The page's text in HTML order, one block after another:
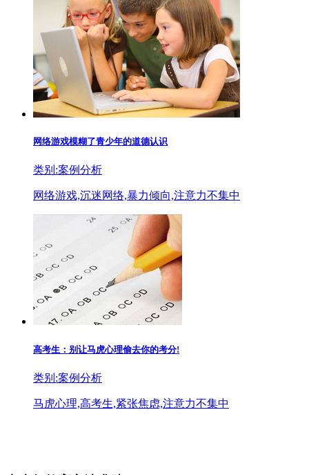
网络游戏模糊了青少年的道德认识
类别:案例分析
网络游戏,沉迷网络,暴力倾向,注意力不集中
高考生：别让马虎心理偷去你的考分!
类别:案例分析
马虎心理,高考生,紧张焦虑,注意力不集中